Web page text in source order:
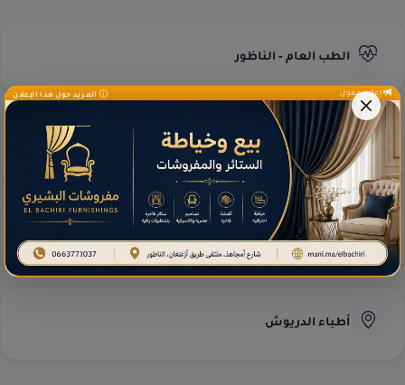
الطب العام - الناظور
طب العيون - الناظور
مختبرات التحاليل
أطباء الدريوش
إعلان ممول المزيد حول هذا الإعلان